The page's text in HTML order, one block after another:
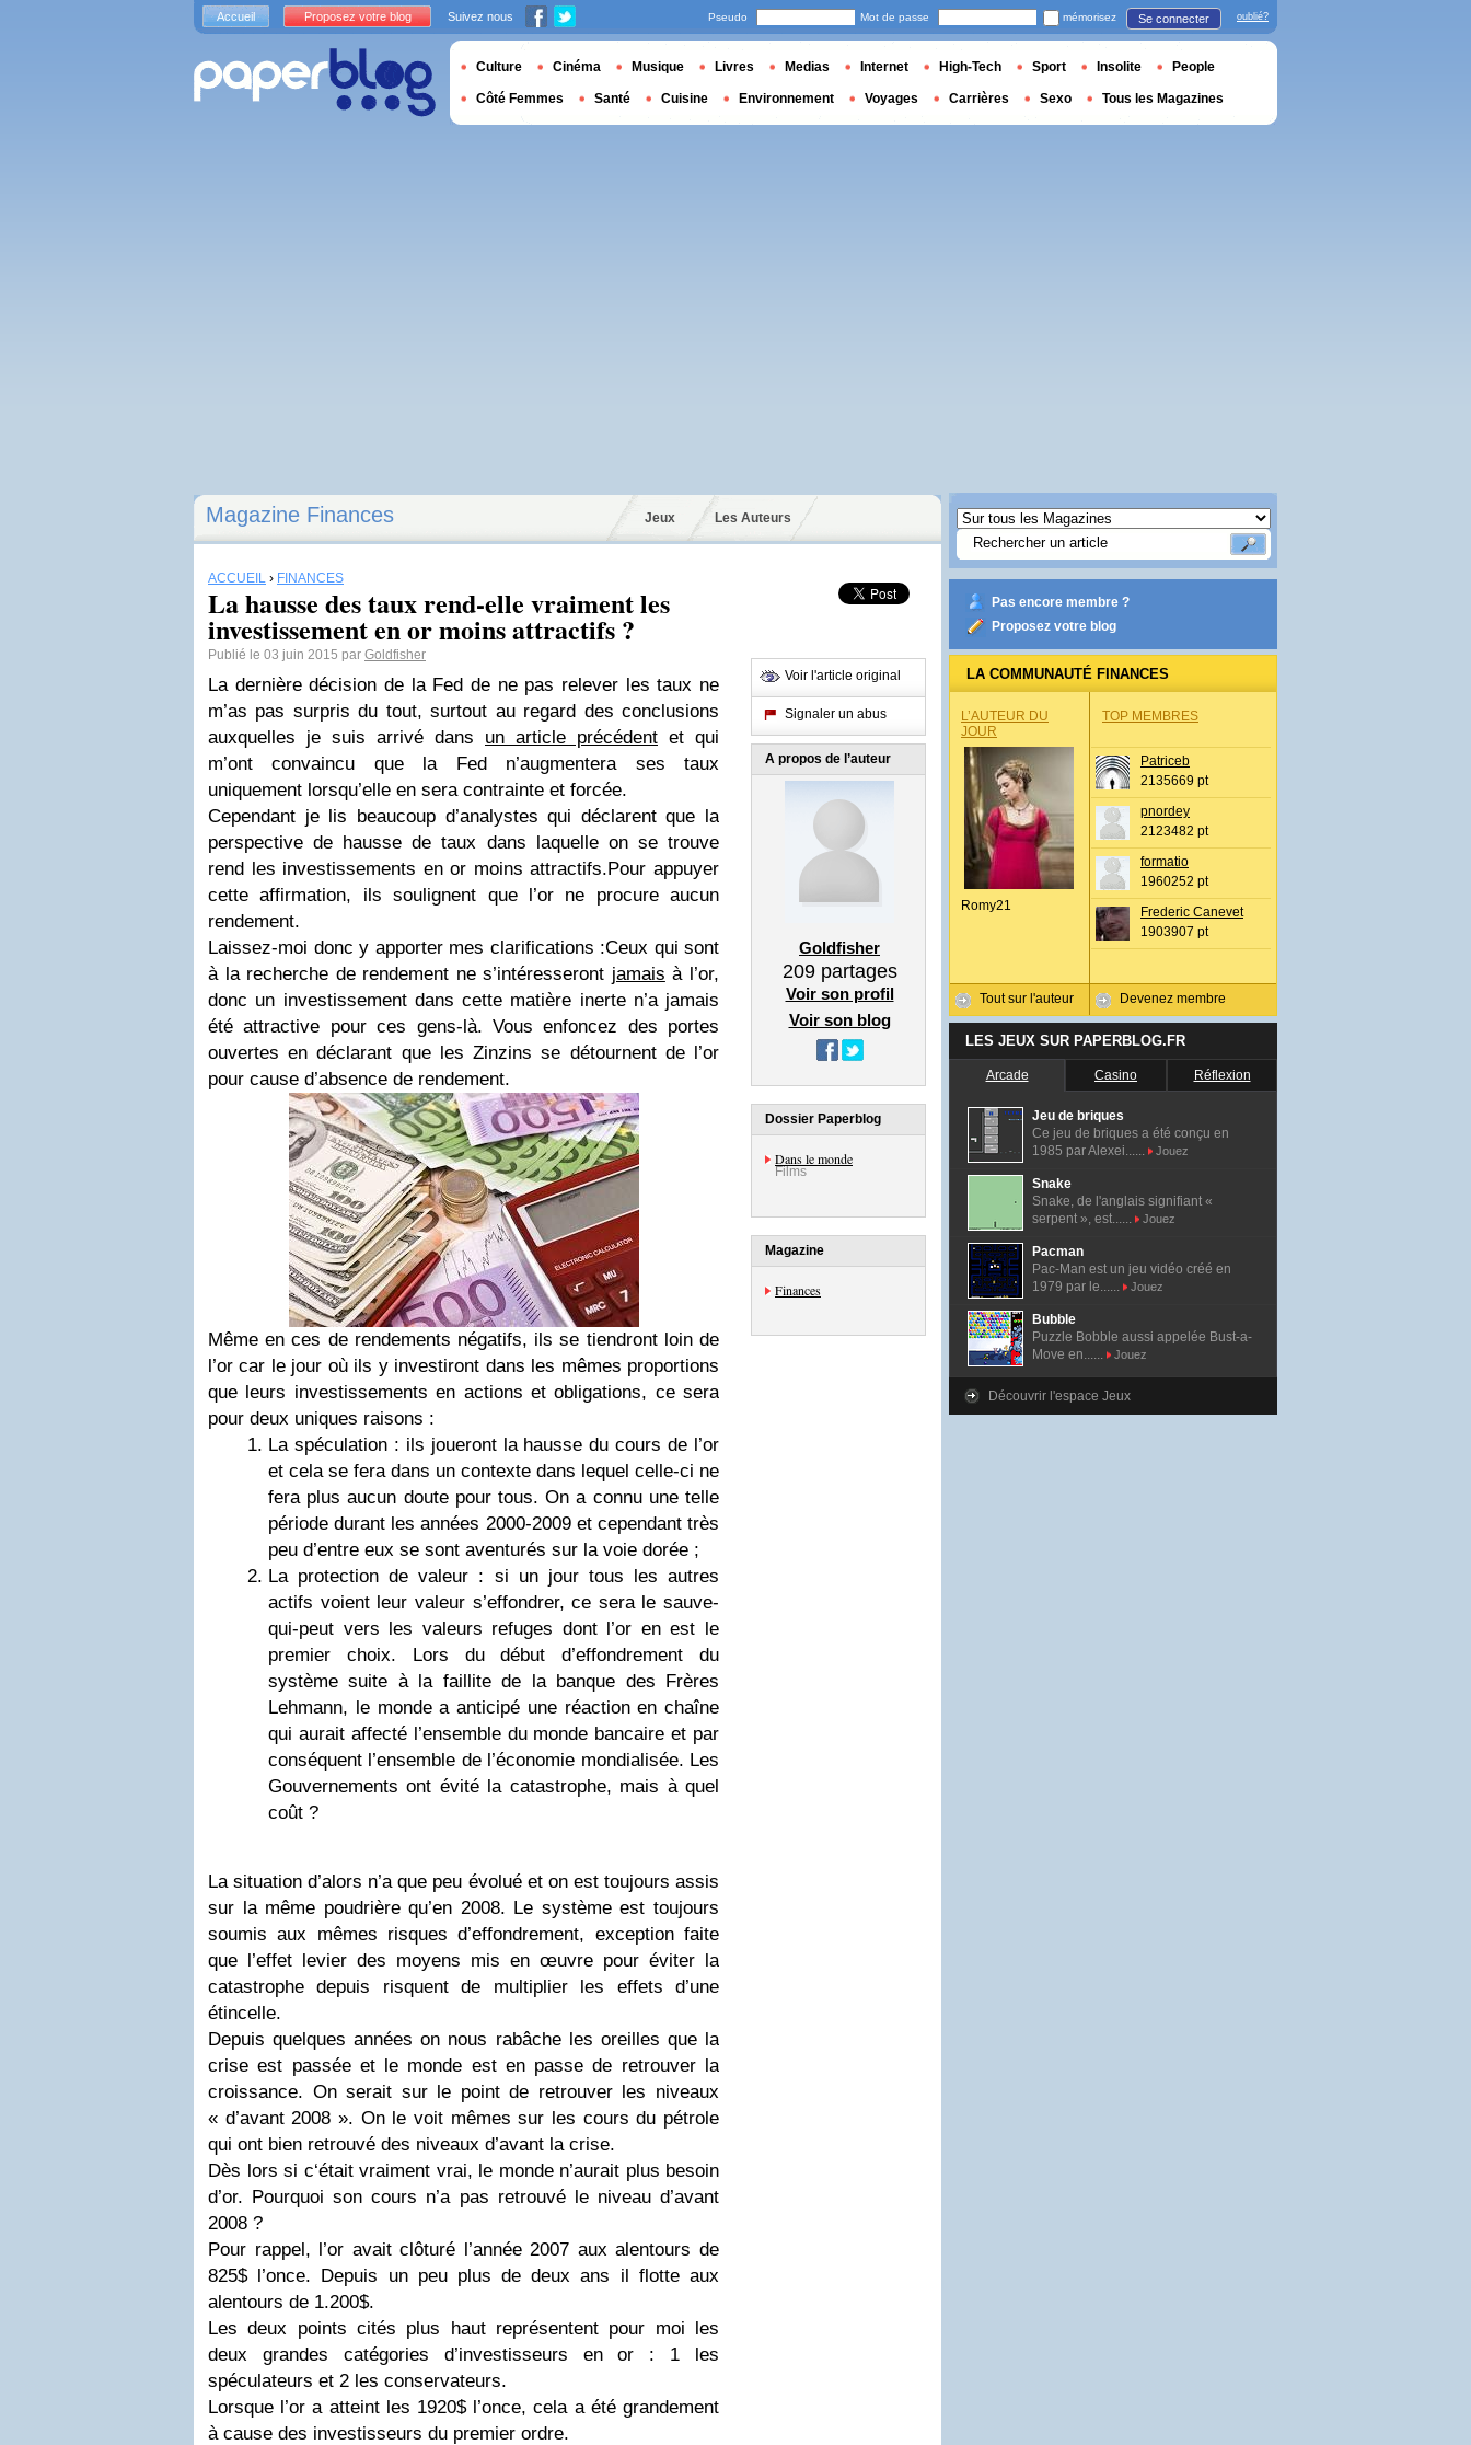
Magazine Finances Jeux Les Auteurs
ACCUEIL › FINANCES
La hausse des taux rend-elle vraiment les
investissement en or moins attractifs ?
Publié le 03 juin 2015 par Goldfisher
La dernière décision de la Fed de ne pas relever les taux ne
m’as pas surpris du tout, surtout au regard des conclusions
auxquelles je suis arrivé dans un article précédent et qui
m’ont convaincu que la Fed n’augmentera ses taux
uniquement lorsqu’elle en sera contrainte et forcée.
Cependant je lis beaucoup d’analystes qui déclarent que la
perspective de hausse de taux dans laquelle on se trouve
rend les investissements en or moins attractifs.Pour appuyer
cette affirmation, ils soulignent que l’or ne procure aucun
rendement.
Laissez-moi donc y apporter mes clarifications :Ceux qui sont
à la recherche de rendement ne s’intéresseront jamais à l’or,
donc un investissement dans cette matière inerte n’a jamais
été attractive pour ces gens-là. Vous enfoncez des portes
ouvertes en déclarant que les Zinzins se détournent de l’or
pour cause d’absence de rendement.
Même en ces de rendements négatifs, ils se tiendront loin de
l’or car le jour où ils y investiront dans les mêmes proportions
que leurs investissements en actions et obligations, ce sera
pour deux uniques raisons :
La spéculation : ils joueront la hausse du cours de l’or
et cela se fera dans un contexte dans lequel celle-ci ne
fera plus aucun doute pour tous. On a connu une telle
période durant les années 2000-2009 et cependant très
peu d’entre eux se sont aventurés sur la voie dorée ;
La protection de valeur : si un jour tous les autres
actifs voient leur valeur s’effondrer, ce sera le sauve-
qui-peut vers les valeurs refuges dont l’or en est le
premier choix. Lors du début d’effondrement du
système suite à la faillite de la banque des Frères
Lehmann, le monde a anticipé une réaction en chaîne
qui aurait affecté l’ensemble du monde bancaire et par
conséquent l’ensemble de l’économie mondialisée. Les
Gouvernements ont évité la catastrophe, mais à quel
coût ?
La situation d’alors n’a que peu évolué et on est toujours assis
sur la même poudrière qu’en 2008. Le système est toujours
soumis aux mêmes risques d’effondrement, exception faite
que l’effet levier des moyens mis en œuvre pour éviter la
catastrophe depuis risquent de multiplier les effets d’une
étincelle.
Depuis quelques années on nous rabâche les oreilles que la
crise est passée et le monde est en passe de retrouver la
croissance. On serait sur le point de retrouver les niveaux
« d’avant 2008 ». On le voit mêmes sur les cours du pétrole
qui ont bien retrouvé des niveaux d’avant la crise.
Dès lors si c‘était vraiment vrai, le monde n’aurait plus besoin
d’or. Pourquoi son cours n’a pas retrouvé le niveau d’avant
2008 ?
Pour rappel, l’or avait clôturé l’année 2007 aux alentours de
825$ l’once. Depuis un peu plus de deux ans il flotte aux
alentours de 1.200$.
Les deux points cités plus haut représentent pour moi les
deux grandes catégories d’investisseurs en or : 1 les
spéculateurs et 2 les conservateurs.
Lorsque l’or a atteint les 1920$ l’once, cela a été grandement
à cause des investisseurs du premier ordre.
Voir l'article original
Signaler un abus
A propos de l’auteur
Goldfisher
209partages
Voir son profil
Voir son blog
Dossier Paperblog
Dans le monde
Films
Magazine
Finances
Pas encore membre ?
Proposez votre blog
LA COMMUNAUTÉ FINANCES
L’AUTEUR DU
JOUR
Romy21
Tout sur l'auteur
TOP MEMBRES
Patriceb
2135669 pt
pnordey
2123482 pt
formatio
1960252 pt
Frederic Canevet
1903907 pt
Devenez membre
LES JEUX SUR PAPERBLOG.FR
Arcade Casino Réflexion
Jeu de briques
Ce jeu de briques a été conçu en
1985 par Alexei......
Jouez
Snake
Snake, de l'anglais signifiant «
serpent », est......
Jouez
Pacman
Pac-Man est un jeu vidéo créé en
1979 par le......
Jouez
Bubble
Puzzle Bobble aussi appelée Bust-a-
Move en......
Jouez
Découvrir l'espace Jeux
Accueil Proposez votre blog Suivez nous Pseudo Mot de passe mémorisez Se connecter oublié?
Culture Cinéma Musique Livres Medias Internet High-Tech Sport Insolite People
Côté Femmes Santé Cuisine Environnement Voyages Carrières Sexo Tous les Magazines